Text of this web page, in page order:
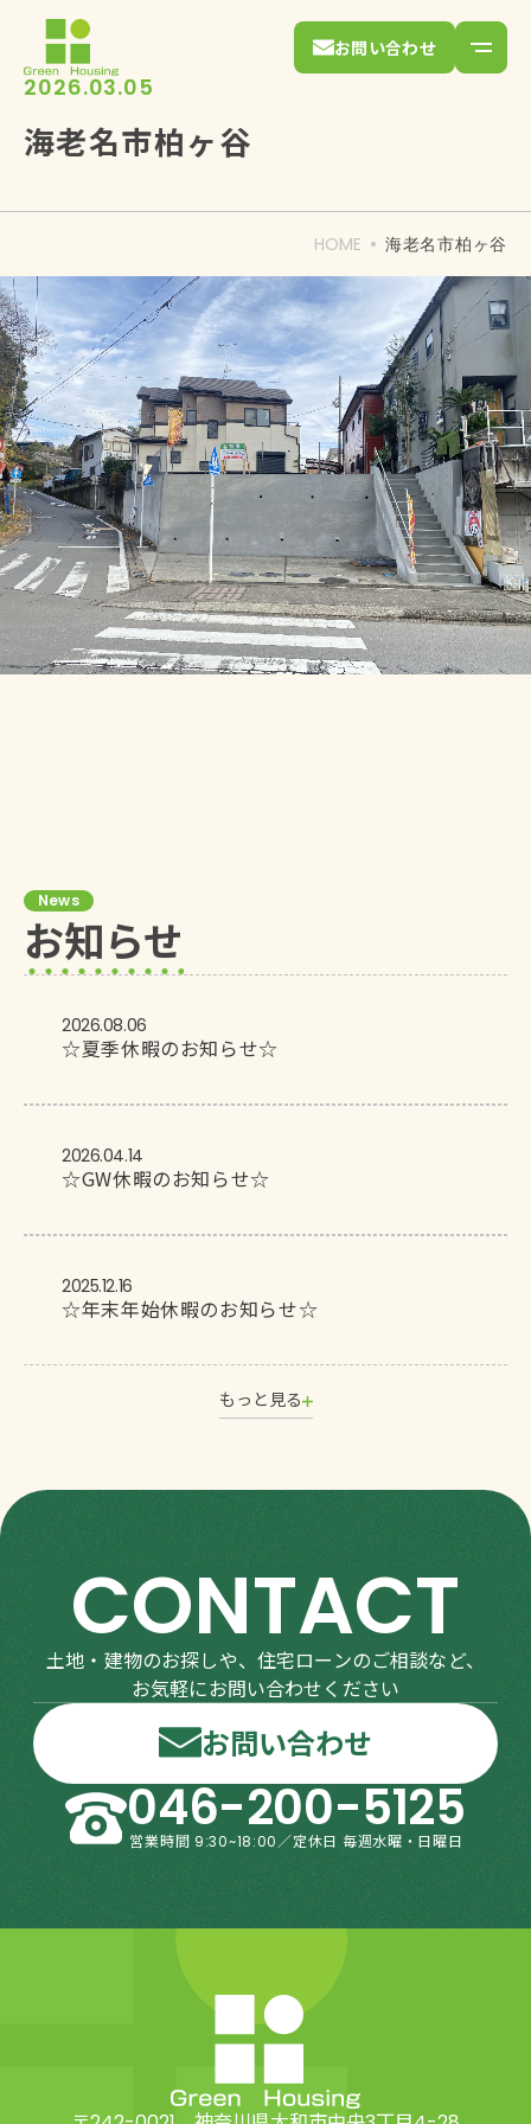
お問い合わせ
2026.03.05
海老名市柏ヶ谷
HOME 海老名市柏ヶ谷
News
お知らせ
2026.08.06
☆夏季休暇のお知らせ☆
2026.04.14
☆GW休暇のお知らせ☆
2025.12.16
☆年末年始休暇のお知らせ☆
もっと見る
CONTACT
土地・建物のお探しや、住宅ローンのご相談など、
お気軽にお問い合わせください
お問い合わせ
046-200-5125
営業時間 9:30~18:00／定休日 毎週水曜・日曜日